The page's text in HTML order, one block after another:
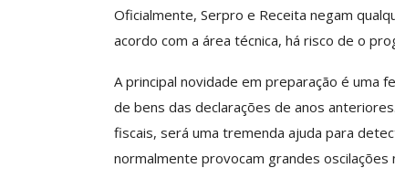
Oficialmente, Serpro e Receita negam
acordo com a área técnica, há risco de o
A principal novidade em preparação é uma
de bens das declarações de anos
fiscais, será uma tremenda ajuda para
normalmente provocam grandes oscilações